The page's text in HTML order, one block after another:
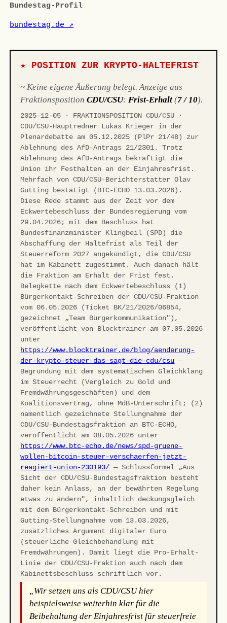
Bundestag-Profil
bundestag.de ↗
★ POSITION ZUR KRYPTO-HALTEFRIST
~ Keine eigene Äußerung belegt. Anzeige aus
FraktionspositionCDU/CSU: Frist-Erhalt (7 / 10).
2025-12-05 · FRAKTIONSPOSITION CDU/CSU ·
CDU/CSU-Hauptredner Lukas Krieger in der
Plenardebatte am 05.12.2025 (PlPr 21/48) zur
Ablehnung des AfD-Antrags 21/2301. Trotz
Ablehnung des AfD-Antrags bekräftigt die
Union ihr Festhalten an der Einjahresfrist.
Mehrfach von CDU/CSU-Berichterstatter Olav
Gutting bestätigt (BTC-ECHO 13.03.2026).
Diese Rede stammt aus der Zeit vor dem
Eckwertebeschluss der Bundesregierung vom
29.04.2026; mit dem Beschluss hat
Bundesfinanzminister Klingbeil (SPD) die
Abschaffung der Haltefrist als Teil der
Steuerreform 2027 angekündigt, die CDU/CSU
hat im Kabinett zugestimmt. Auch danach hält
die Fraktion am Erhalt der Frist fest.
Belegkette nach dem Eckwertebeschluss (1)
Bürgerkontakt-Schreiben der CDU/CSU-Fraktion
vom 06.05.2026 (Ticket BK/21/2026/06854,
gezeichnet „Team Bürgerkommunikation"),
veröffentlicht von Blocktrainer am 07.05.2026
unter
https://www.blocktrainer.de/blog/aenderung-
der-krypto-steuer-das-sagt-die-cdu/csu —
Begründung mit dem systematischen Gleichklang
im Steuerrecht (Vergleich zu Gold und
Fremdwährungsgeschäften) und dem
Koalitionsvertrag, ohne MdB-Unterschrift; (2)
namentlich gezeichnete Stellungnahme der
CDU/CSU-Bundestagsfraktion an BTC-ECHO,
veröffentlicht am 08.05.2026 unter
https://www.btc-echo.de/news/spd-gruene-
wollen-bitcoin-steuer-verschaerfen-jetzt-
reagiert-union-230193/ — Schlussformel „Aus
Sicht der CDU/CSU-Bundestagsfraktion besteht
daher kein Anlass, an der bewährten Regelung
etwas zu ändern", inhaltlich deckungsgleich
mit dem Bürgerkontakt-Schreiben und mit
Gutting-Stellungnahme vom 13.03.2026,
zusätzliches Argument digitaler Euro
(steuerliche Gleichbehandlung mit
Fremdwährungen). Damit liegt die Pro-Erhalt-
Linie der CDU/CSU-Fraktion auch nach dem
Kabinettsbeschluss schriftlich vor.
„Wir setzen uns als CDU/CSU hier
beispielsweise weiterhin klar für die
Beibehaltung der Einjahresfrist für steuerfreie